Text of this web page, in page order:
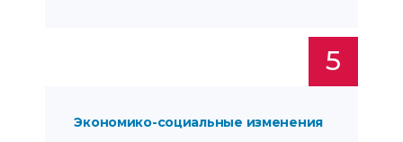
5
Экономико-социальные изменения